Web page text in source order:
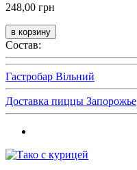
248,00 грн
Состав:
Гастробар Вільний
Доставка пиццы Запорожье